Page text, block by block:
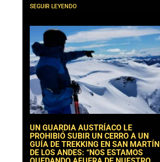
SEGUIR LEYENDO
UN GUARDIA AUSTRÍACO LE
PROHIBIÓ SUBIR UN CERRO A UN
GUÍA DE TREKKING EN SAN MARTÍN
DE LOS ANDES: “NOS ESTAMOS